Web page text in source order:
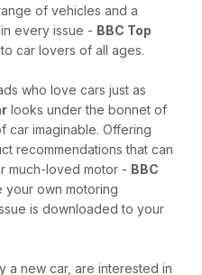
of vehicles and a
every issue - BBC Top
car lovers of all ages.
who love cars just as
looks under the bonnet of
car imaginable. Offering
recommendations that can
much-loved motor - BBC
your own motoring
is downloaded to your
a new car, are interested in